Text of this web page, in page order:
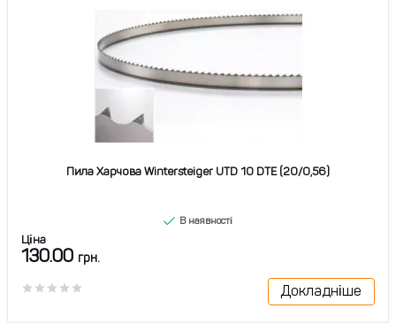
Пила Харчова Wintersteiger UTD 10 DTE (20/0,56)
В наявності
Ціна
130.00 грн.
Докладніше